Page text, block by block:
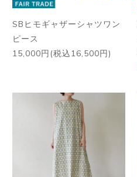
SBヒモギャザーシャツワン
ピース
15,000円(税込16,500円)